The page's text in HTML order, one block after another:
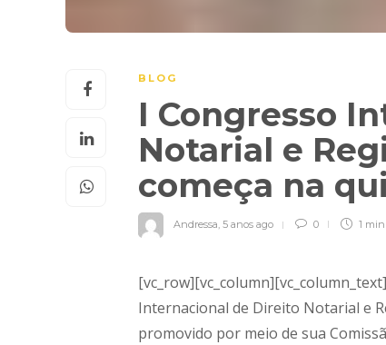
BLOG
I Congresso
Notarial e
começa na
Andressa, 5 anos ago 0 1 min
Internacional de Direito Notarial e
promovido por meio de sua